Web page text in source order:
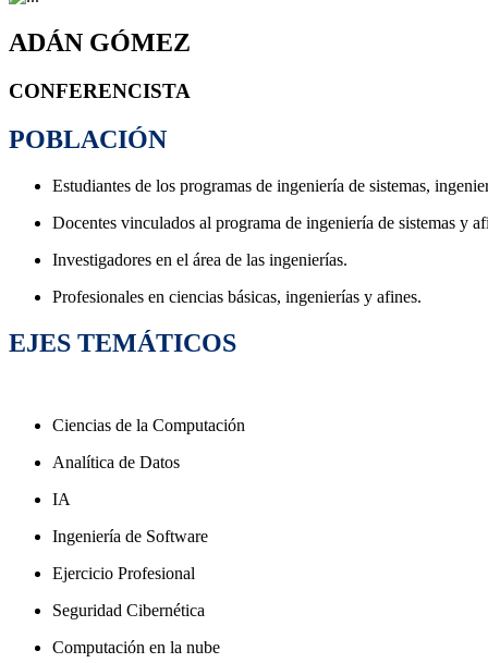
ADÁN GÓMEZ
CONFERENCISTA
POBLACIÓN
Estudiantes de los programas de ingeniería de sistemas,
Docentes vinculados al programa de ingeniería de sistemas y
Investigadores en el área de las ingenierías.
Profesionales en ciencias básicas, ingenierías y afines.
EJES TEMÁTICOS
Ciencias de la Computación
Analítica de Datos
IA
Ingeniería de Software
Ejercicio Profesional
Seguridad Cibernética
Computación en la nube